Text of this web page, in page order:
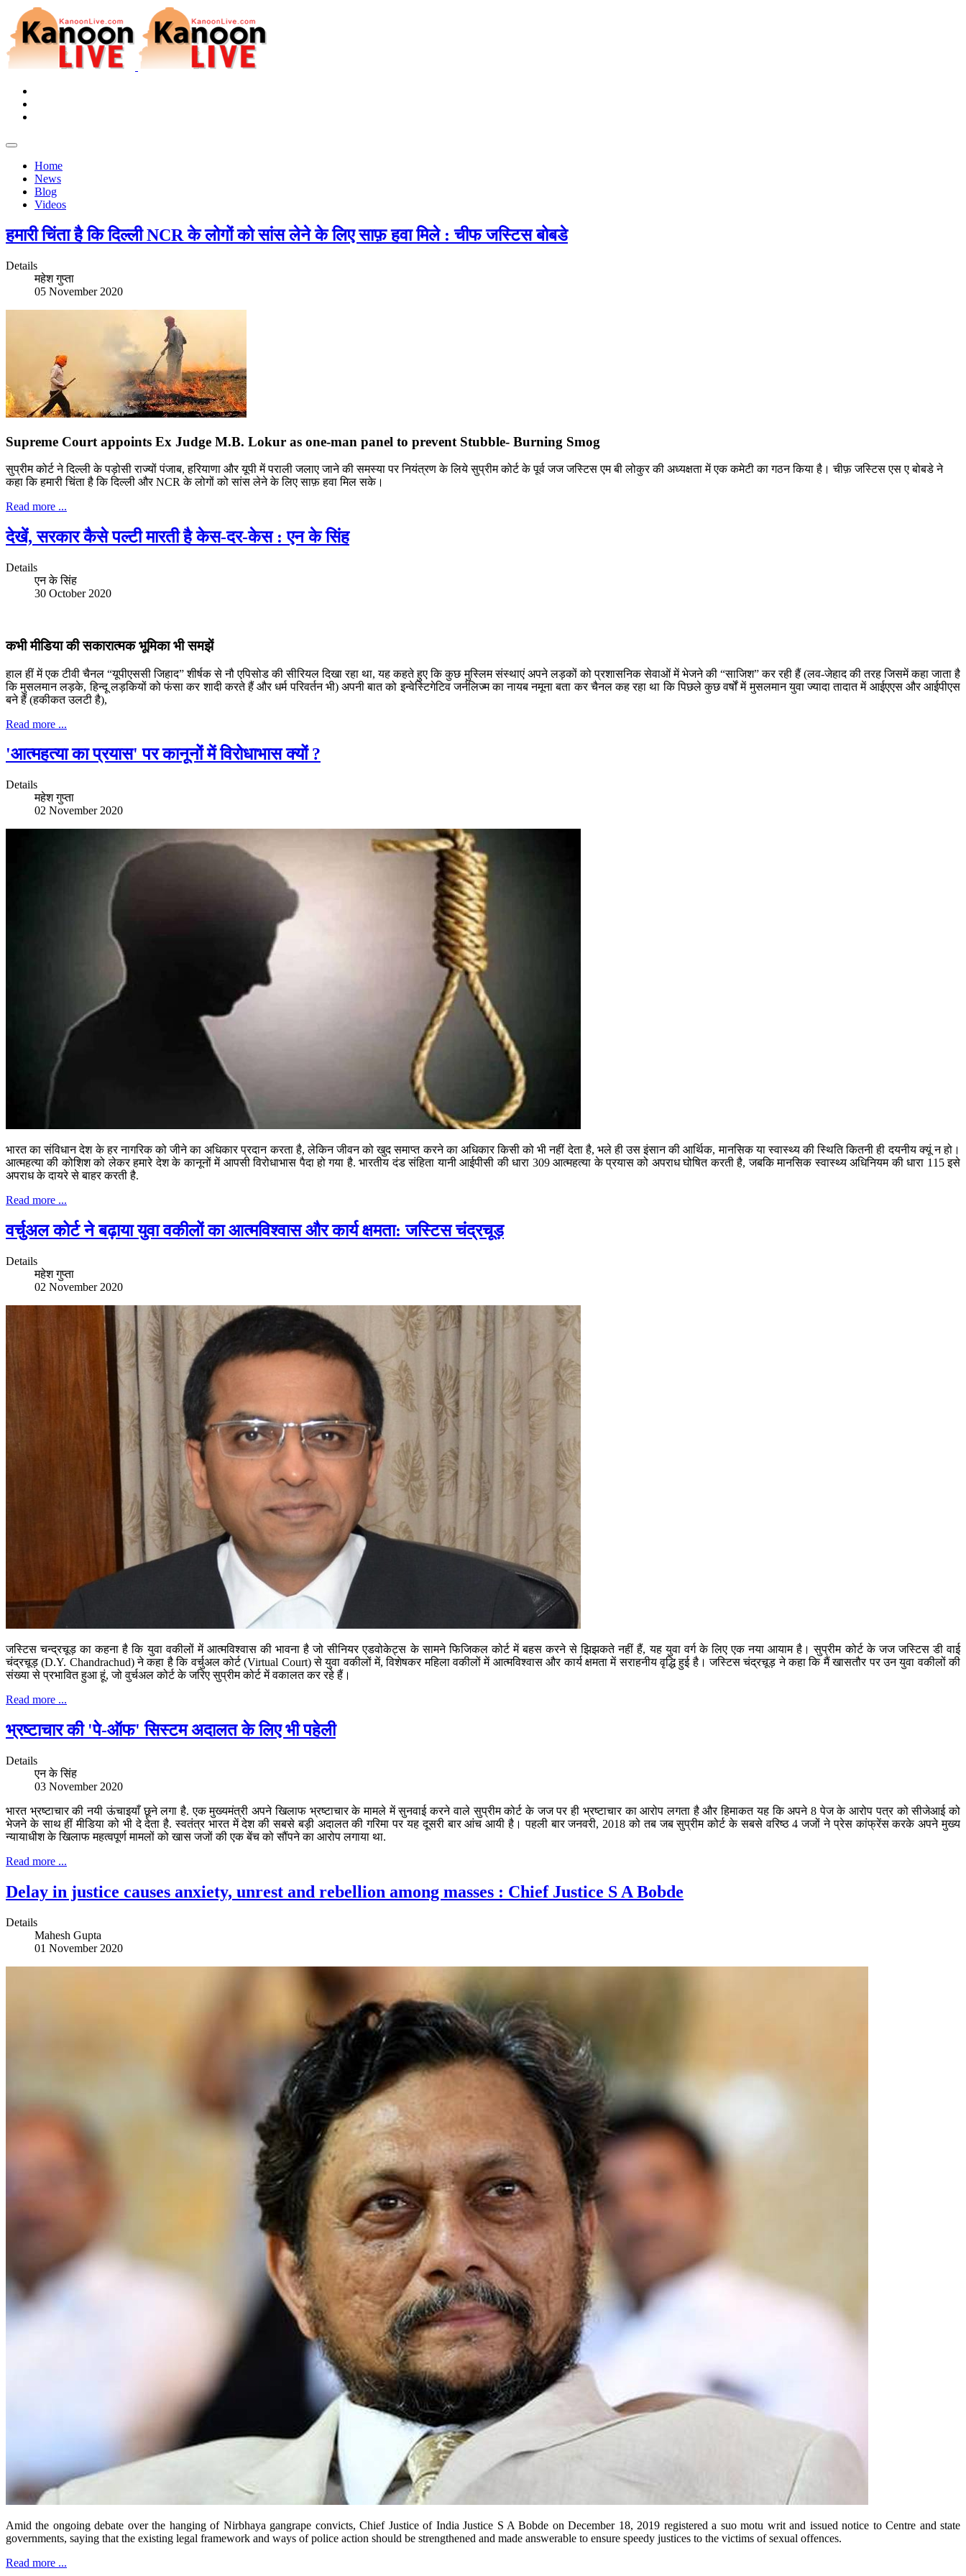
Home
News
Blog
Videos
हमारी चिंता है कि दिल्ली NCR के लोगों को सांस लेने के लिए साफ़ हवा मिले : चीफ जस्टिस बोबडे
Details
महेश गुप्ता
05 November 2020
Supreme Court appoints Ex Judge M.B. Lokur as one-man panel to prevent Stubble- Burning Smog
सुप्रीम कोर्ट ने दिल्ली के पड़ोसी राज्यों पंजाब, हरियाणा और यूपी में पराली जलाए जाने की समस्या पर नियंत्रण के लिये सुप्रीम कोर्ट के पूर्व जज जस्टिस एम बी लोकुर की अध्यक्षता में एक कमेटी का गठन किया है। चीफ़ जस्टिस एस ए बोबडे ने
कहा कि हमारी चिंता है कि दिल्ली और NCR के लोगों को सांस लेने के लिए साफ़ हवा मिल सके।
Read more ...
देखें, सरकार कैसे पल्टी मारती है केस-दर-केस : एन के सिंह
Details
एन के सिंह
30 October 2020
कभी मीडिया की सकारात्मक भूमिका भी समझें
हाल हीं में एक टीवी चैनल “यूपीएससी जिहाद” शीर्षक से नौ एपिसोड की सीरियल दिखा रहा था, यह कहते हुए कि कुछ मुस्लिम संस्थाएं अपने लड़कों को प्रशासनिक सेवाओं में भेजने की “साजिश” कर रही हैं (लव-जेहाद की तरह जिसमें कहा जाता है
कि मुसलमान लड़के, हिन्दू लड़कियों को फंसा कर शादी करते हैं और धर्म परिवर्तन भी) अपनी बात को इन्वेस्टिगेटिव जर्नलिज्म का नायब नमूना बता कर चैनल कह रहा था कि पिछले कुछ वर्षों में मुसलमान युवा ज्यादा तादात में आईएएस और आईपीएस
बने हैं (हकीकत उलटी है),
Read more ...
'आत्महत्या का प्रयास' पर कानूनों में विरोधाभास क्यों ?
Details
महेश गुप्ता
02 November 2020
भारत का संविधान देश के हर नागरिक को जीने का अधिकार प्रदान करता है, लेकिन जीवन को खुद समाप्त करने का अधिकार किसी को भी नहीं देता है, भले ही उस इंसान की आर्थिक, मानसिक या स्वास्थ्य की स्थिति कितनी ही दयनीय क्यूं न हो।
आत्महत्या की कोशिश को लेकर हमारे देश के कानूनों में आपसी विरोधाभास पैदा हो गया है. भारतीय दंड संहिता यानी आईपीसी की धारा 309 आत्महत्या के प्रयास को अपराध घोषित करती है, जबकि मानसिक स्वास्थ्य अधिनियम की धारा 115 इसे
अपराध के दायरे से बाहर करती है.
Read more ...
वर्चुअल कोर्ट ने बढ़ाया युवा वकीलों का आत्मविश्वास और कार्य क्षमता: जस्टिस चंद्रचूड़
Details
महेश गुप्ता
02 November 2020
जस्टिस चन्द्रचूड़ का कहना है कि युवा वकीलों में आत्मविश्वास की भावना है जो सीनियर एडवोकेट्स के सामने फिजिकल कोर्ट में बहस करने से झिझकते नहीं हैं, यह युवा वर्ग के लिए एक नया आयाम है। सुप्रीम कोर्ट के जज जस्टिस डी वाई
चंद्रचूड़ (D.Y. Chandrachud) ने कहा है कि वर्चुअल कोर्ट (Virtual Court) से युवा वकीलों में, विशेषकर महिला वकीलों में आत्मविश्वास और कार्य क्षमता में सराहनीय वृद्धि हुई है। जस्टिस चंद्रचूड़ ने कहा कि मैं खासतौर पर उन युवा वकीलों की
संख्या से प्रभावित हुआ हूं, जो वुर्चअल कोर्ट के जरिए सुप्रीम कोर्ट में वकालत कर रहे हैं।
Read more ...
भ्रष्टाचार की 'पे-ऑफ' सिस्टम अदालत के लिए भी पहेली
Details
एन के सिंह
03 November 2020
भारत भ्रष्टाचार की नयी ऊंचाइयाँ छूने लगा है. एक मुख्यमंत्री अपने खिलाफ भ्रष्टाचार के मामले में सुनवाई करने वाले सुप्रीम कोर्ट के जज पर ही भ्रष्टाचार का आरोप लगता है और हिमाकत यह कि अपने 8 पेज के आरोप पत्र को सीजेआई को
भेजने के साथ हीं मीडिया को भी दे देता है. स्वतंत्र भारत में देश की सबसे बड़ी अदालत की गरिमा पर यह दूसरी बार आंच आयी है। पहली बार जनवरी, 2018 को तब जब सुप्रीम कोर्ट के सबसे वरिष्ठ 4 जजों ने प्रेस कांफ्रेंस करके अपने मुख्य
न्यायाधीश के खिलाफ महत्वपूर्ण मामलों को खास जजों की एक बेंच को सौंपने का आरोप लगाया था.
Read more ...
Delay in justice causes anxiety, unrest and rebellion among masses : Chief Justice S A Bobde
Details
Mahesh Gupta
01 November 2020
Amid the ongoing debate over the hanging of Nirbhaya gangrape convicts, Chief Justice of India Justice S A Bobde on December 18, 2019 registered a suo motu writ and issued notice to Centre and state
governments, saying that the existing legal framework and ways of police action should be strengthened and made answerable to ensure speedy justices to the victims of sexual offences.
Read more ...